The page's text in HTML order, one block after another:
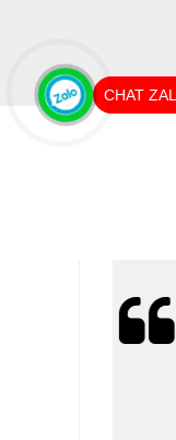
Lễ
CHAT